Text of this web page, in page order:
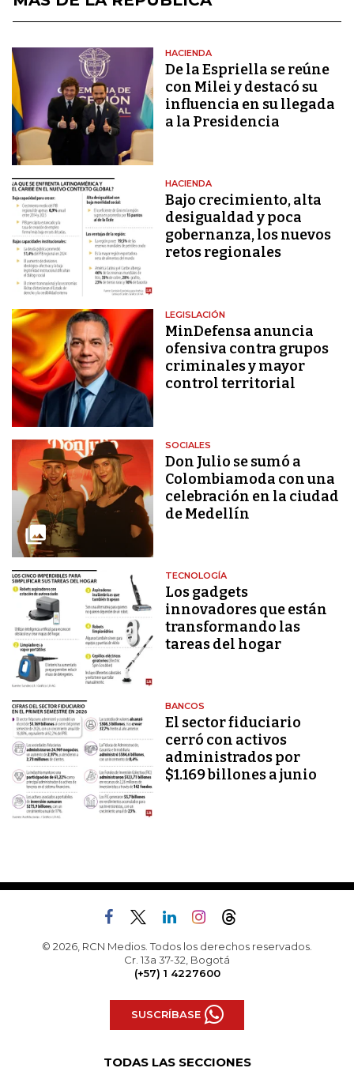
HACIENDA
De la Espriella se reúne
con Milei y destacó su
influencia en su llegada
a la Presidencia
HACIENDA
Bajo crecimiento, alta
desigualdad y poca
gobernanza, los nuevos
retos regionales
LEGISLACIÓN
MinDefensa anuncia
ofensiva contra grupos
criminales y mayor
control territorial
SOCIALES
Don Julio se sumó a
Colombiamoda con una
celebración en la ciudad
de Medellín
TECNOLOGÍA
Los gadgets
innovadores que están
transformando las
tareas del hogar
BANCOS
El sector fiduciario
cerró con activos
administrados por
$1.169 billones a junio
© 2026, RCN Medios. Todos los derechos reservados.
Cr. 13a 37-32, Bogotá
(+57) 1 4227600
SUSCRÍBASE
TODAS LAS SECCIONES